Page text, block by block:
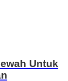
Untuk